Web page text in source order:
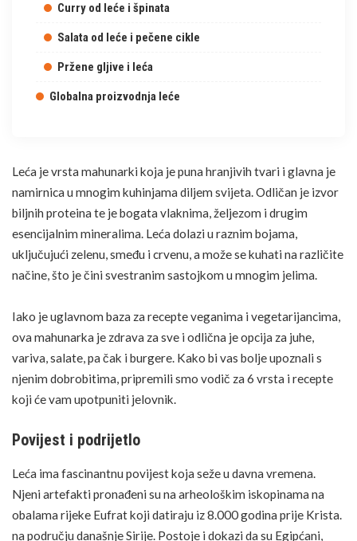
Curry od leće i špinata
Salata od leće i pečene cikle
Pržene gljive i leća
Globalna proizvodnja leće
Leća je vrsta mahunarki koja je puna hranjivih tvari i glavna je
namirnica u mnogim kuhinjama diljem svijeta. Odličan je izvor
biljnih proteina te je bogata vlaknima, željezom i drugim
esencijalnim mineralima. Leća dolazi u raznim bojama,
uključujući zelenu, smeđu i crvenu, a može se kuhati na različite
načine, što je čini svestranim sastojkom u mnogim jelima.
Iako je uglavnom baza za recepte veganima i vegetarijancima,
ova mahunarka je zdrava za sve i odlična je opcija za juhe,
variva, salate, pa čak i burgere. Kako bi vas bolje upoznali s
njenim dobrobitima, pripremili smo vodič za 6 vrsta i recepte
koji će vam upotpuniti jelovnik.
Povijest i podrijetlo
Leća ima fascinantnu povijest koja seže u davna vremena.
Njeni artefakti pronađeni su na arheološkim iskopinama na
obalama rijeke Eufrat koji datiraju iz 8.000 godina prije Krista.
na području današnje Sirije. Postoje i dokazi da su Egipćani,